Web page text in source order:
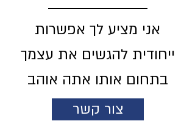
אני מציע לך אפשרות
ייחודית להגשים את עצמך
בתחום אותו אתה אוהב
צור קשר